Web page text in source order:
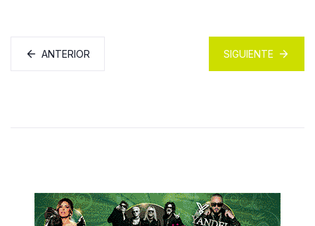
ANTERIOR SIGUIENTE